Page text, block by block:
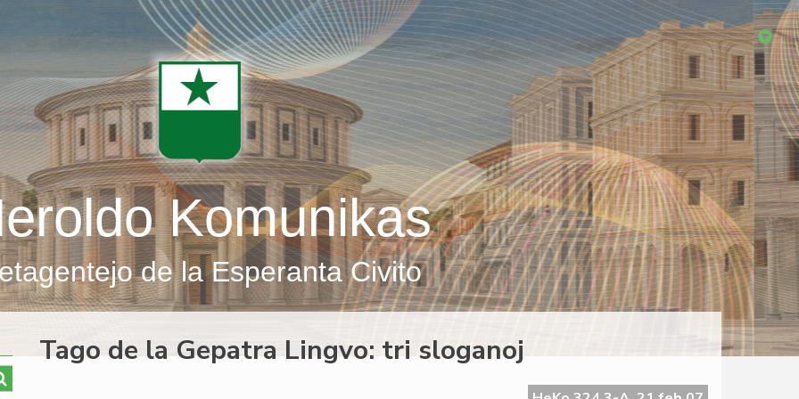
Komunikas
de la Esperanta Civito
Tago de la Gepatra Lingvo: tri sloganoj